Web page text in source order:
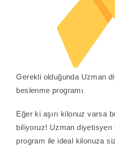
Gerekli olduğunda Uzman
beslenme programı
Eğer ki aşırı kilonuz varsa
biliyoruz! Uzman diyetisyen
program ile ideal kilonuza